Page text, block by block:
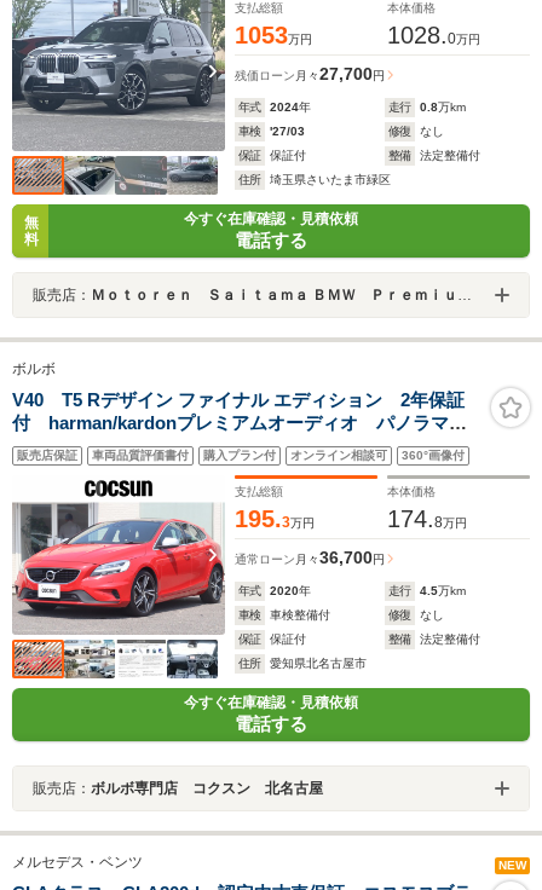
支払総額
1053万円
本体価格
1028.0万円
残価ローン 月々27,700円
年式 2024年 走行 0.8万km
車検
'27/03 修復
なし
保証
保証付 整備
法定整備付
住所
埼玉県さいたま市緑区
無
料
今すぐ在庫確認・見積依頼
電話する
販売店： Ｍｏｔｏｒｅｎ Ｓａｉｔａｍａ ＢＭＷ Ｐｒｅｍｉｕｍ Ｓｅｌｅｃｔｉｏｎ 浦和美園
ボルボ
V40 T5 Rデザイン ファイナル エディション 2年保証
付 harman/kardonプレミアムオーディオ パノラマガ
ラスルーフ 18インチアルミホイール ナビゲーショ
ン リアビューカメラ オフブラック本革シート シー
トヒーター パワーシート 禁煙
販売店保証 車両品質評価書付 購入プラン付 オンライン相談可 360°画像付
支払総額
195.3万円
本体価格
174.8万円
通常ローン 月々36,700円
年式 2020年 走行 4.5万km
車検
車検整備付 修復
なし
保証
保証付 整備
法定整備付
住所
愛知県北名古屋市
今すぐ在庫確認・見積依頼
電話する
販売店： ボルボ専門店 コクスン 北名古屋
メルセデス・ベンツ NEW